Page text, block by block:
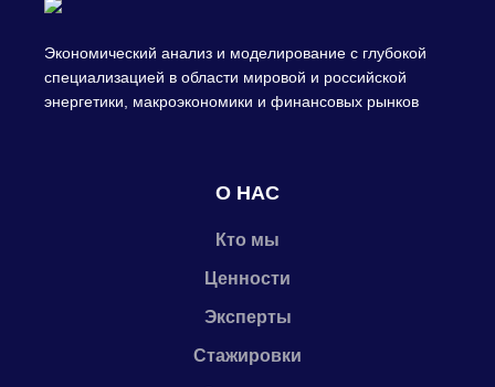
Экономический анализ и моделирование с глубокой
специализацией в области мировой и российской
энергетики, макроэкономики и финансовых рынков
О НАС
Кто мы
Ценности
Эксперты
Стажировки